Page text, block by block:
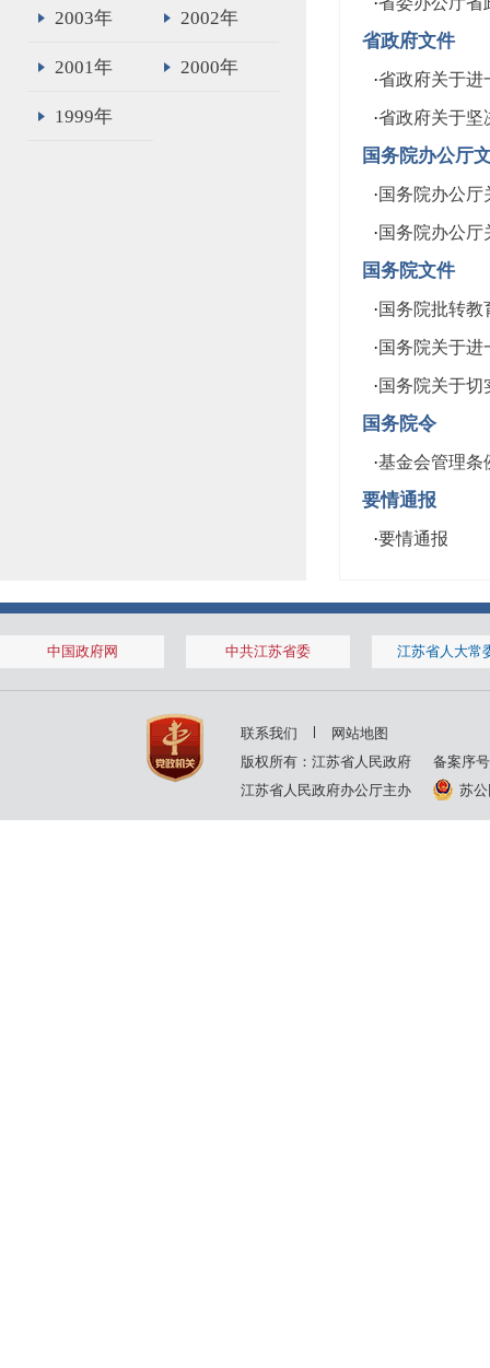
2003年 2002年
2001年 2000年
1999年
省政府文件
·省政府关于进
·省政府关于坚
国务院办公厅
·国务院办公厅
·国务院办公厅
国务院文件
·国务院批转教
·国务院关于进
·国务院关于切
国务院令
·基金会管理条
要情通报
·要情通报
中国政府网 中共江苏省委 江苏省人大常
联系我们
网站地图
版权所有：江苏省人民政府
备案序
江苏省人民政府办公厅主办
苏